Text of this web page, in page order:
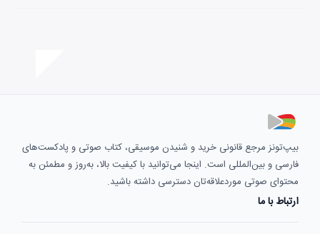
بیپ‌تونز مرجع قانونی خرید و شنیدن موسیقی، کتاب صوتی و پادکست‌های
فارسی و بین‌المللی است. اینجا می‌توانید با کیفیت بالا، به‌روز و مطمئن به
محتوای صوتی موردعلاقه‌تان دسترسی داشته باشید.
ارتباط با ما